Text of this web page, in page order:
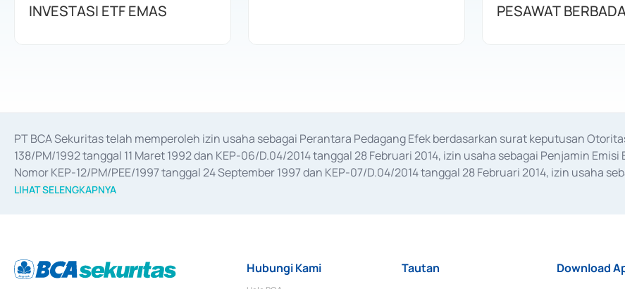
INVESTASI ETF EMAS
PESAWAT
PT BCA Sekuritas telah memperoleh izin usaha sebagai Perantara Pedagang Efek berdasarkan surat keputusan
138/PM/1992 tanggal 11 Maret 1992 dan KEP-06/D.04/2014 tanggal 28 Februari 2014, izin usaha sebagai Penjamin
Nomor KEP-12/PM/PEE/1997 tanggal 24 September 1997 dan KEP-07/D.04/2014 tanggal 28 Februari 2014, izin usaha
merger, akuisisi, divestasi, dan
LIHAT SELENGKAPNYA
Hubungi Kami Tautan Download